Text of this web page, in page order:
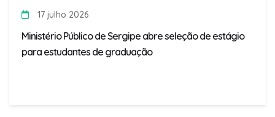
17 julho 2026
Ministério Público de Sergipe abre seleção de estágio
para estudantes de graduação